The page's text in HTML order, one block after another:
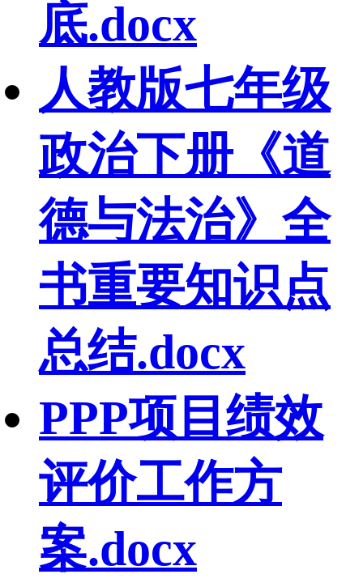
底.docx
人教版七年级
政治下册《道
德与法治》全
书重要知识点
总结.docx
PPP项目绩效
评价工作方
案.docx